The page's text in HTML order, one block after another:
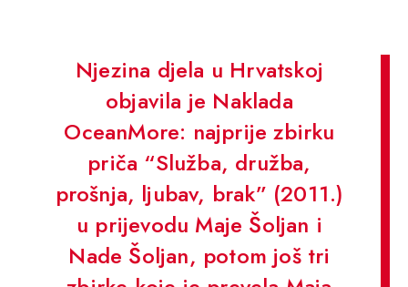
Njezina djela u Hrvatskoj
objavila je Naklada
OceanMore: najprije zbirku
priča “Služba, družba,
prošnja, ljubav, brak” (2011.)
u prijevodu Maje Šoljan i
Nade Šoljan, potom još tri